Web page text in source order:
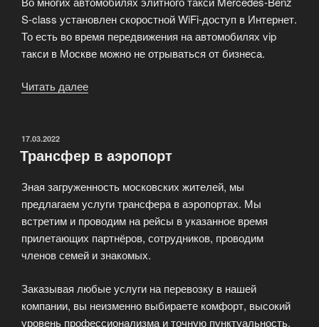
S-class установлен скоростной WiFi-доступ в Интернет.
То есть во время передвижения на автомобилях vip
такси в Москве можно не отрываться от бизнеса.
Читать далее
ОПУБЛИКОВАНО
17.03.2022
Трансфер в аэропорт
Зная загруженность московских жителей, мы
предлагаем услуги трансфера в аэропортах. Мы
встретим и проводим на рейсы в указанное время
прилетающих партнёров, сотрудников, проводим
членов семей и знакомых.
Заказывая любые услуги на перевозку в нашей
компании, вы неизменно выбираете комфорт, высокий
уровень профессионализма и точную пунктуальность.